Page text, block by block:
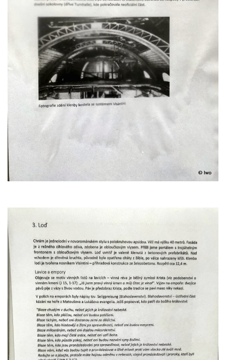
Konětopech
Výklenková kaple u silnice jižně od Hřivic
Kostel svatého Jakuba ve Hřivicích
Kaple svatého Vavřince na návsi v
Touchovicích
Kaple u polní cesty východně od zámku v
Jimlíně
Kaple svatého Rocha na zvířecím hřbitově v
Jimlíně
Kaple v zahradě domu čp. 55 v Jimlíně
Kaple svatého Josefa v Jimlíně
Márnice na hřbitově v Opočně u Loun
Kostel svatého Václava ve Strupčicích
Kaple v Michalovicích
Kostel svatého Mikuláše ve Velkých
Žernosekách
Kaple svatého Urbana ve Velkých
Žernosekách
Kaple svatého Huberta u hradiště Hrádek u
Libochovan